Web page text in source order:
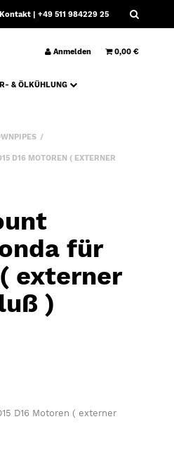
Kontakt | +49 511 984229 25
Anmelden 0,00 €
& ÖLKÜHLUNG
D16 MOTOREN ( EXTERNER
für
externer
)
D16 Motoren ( externer